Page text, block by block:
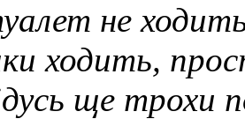
не
ходить,
ще трохи